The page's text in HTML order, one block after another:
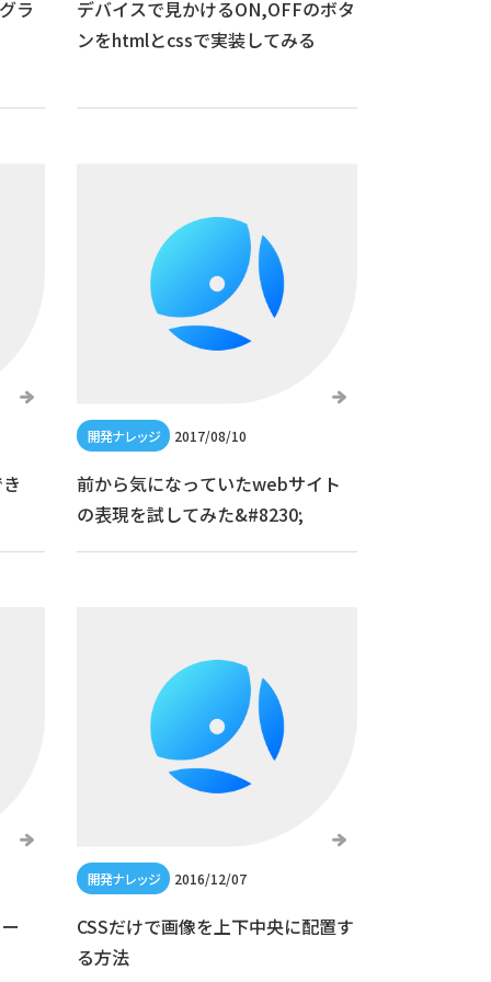
ラ
デバイスで見かけるON,OFFのボタ
ンをhtmlとcssで実装してみる
2017/08/10
前から気になっていたwebサイト
の表現を試してみた&#8230;
2016/12/07
CSSだけで画像を上下中央に配置す
る方法